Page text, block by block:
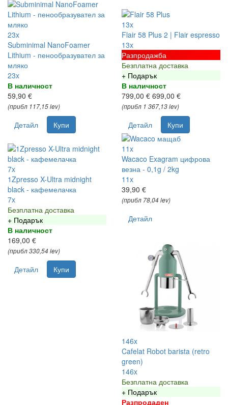
23x
Subminimal NanoFoamer
Lithium - пенообразувател за
мляко
23x
В наличност
59,90 €
(прибл 117,15 lev)
Детайл Купи
13x
Flair 58 Plus 2 | Flair espresso
13x
Разпродажба
Безплатна доставка
+ Подарък
В наличност
799,00 € 699,00 €
(прибл 1 367,13 lev)
Детайл Купи
7x
1Zpresso X-Ultra midnight
black - кафемелачка
7x
Безплатна доставка
+ Подарък
В наличност
169,00 €
(прибл 330,54 lev)
Детайл Купи
11x
Wacaco Exagram цифрова
везна - 0,1g / 2kg
11x
39,90 €
(прибл 78,04 lev)
Детайл
146x
Cafelat Robot barista (retro
green)
146x
Безплатна доставка
+ Подарък
Разпродаден